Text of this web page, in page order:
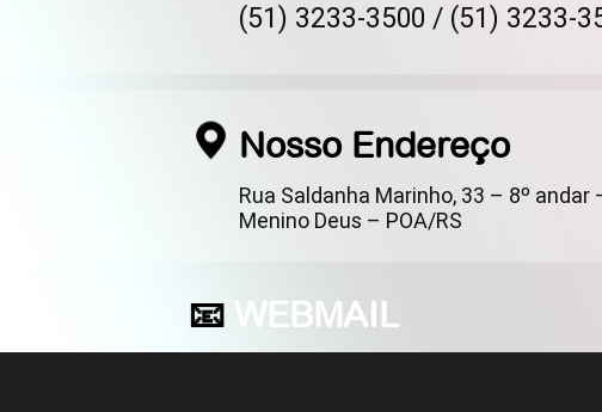
(51) 3233-3500 / (51) 3233-
Nosso Endereço
Rua Saldanha Marinho, 33 – 8º
Menino Deus – POA/RS
📧 WEBMAIL